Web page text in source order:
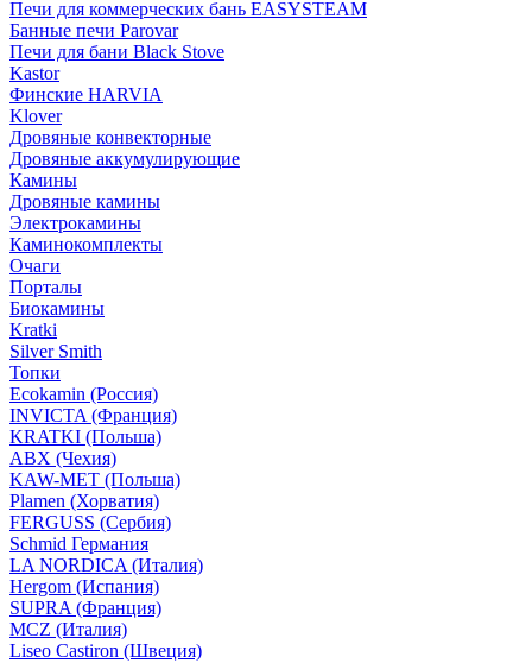
Печи для коммерческих бань EASYSTEAM
Банные печи Parovar
Печи для бани Black Stove
Kastor
Финские HARVIA
Klover
Дровяные конвекторные
Дровяные аккумулирующие
Камины
Дровяные камины
Электрокамины
Каминокомплекты
Очаги
Порталы
Биокамины
Kratki
Silver Smith
Топки
Ecokamin (Россия)
INVICTA (Франция)
KRATKI (Польша)
ABX (Чехия)
KAW-MET (Польша)
Plamen (Хорватия)
FERGUSS (Сербия)
Schmid Германия
LA NORDICA (Италия)
Hergom (Испания)
SUPRA (Франция)
MCZ (Италия)
Liseo Castiron (Швеция)